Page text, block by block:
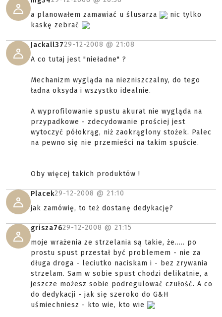
a planowałem zamawiać u ślusarza
nic tylko
kaskę zebrać
Jackall3729-12-2008 @ 21:08
A co tutaj jest "nieładne" ?
Mechanizm wygląda na niezniszczalny, do tego
ładna oksyda i wszystko idealnie.
A wyprofilowanie spustu akurat nie wygląda na
przypadkowe - zdecydowanie prościej jest
wytoczyć półokrąg, niż zaokrąglony stożek. Palec
na pewno się nie przemieści na takim spuście.
Oby więcej takich produktów !
Placek29-12-2008 @ 21:10
jak zamówię, to też dostanę dedykację?
grisza7629-12-2008 @ 21:15
moje wrażenia ze strzelania są takie, że..... po
prostu spust przestał być problemem - nie za
długa droga - leciutko naciskam i - bez zrywania
strzelam. Sam w sobie spust chodzi delikatnie, a
jeszcze możesz sobie podregulować czułość. A co
do dedykacji - jak się szeroko do G&H
uśmiechniesz - kto wie, kto wie